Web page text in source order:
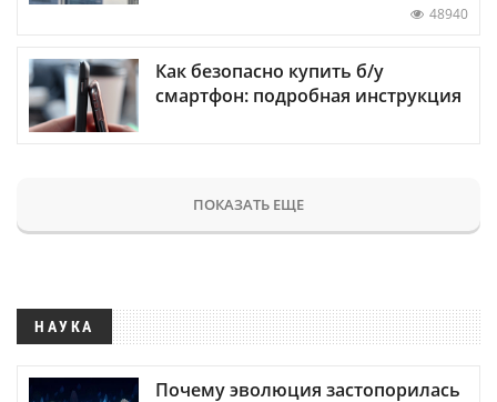
48940
Как безопасно купить б/у
смартфон: подробная инструкция
ПОКАЗАТЬ ЕЩЕ
НАУКА
Почему эволюция застопорилась